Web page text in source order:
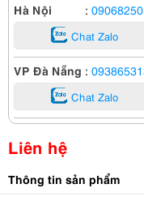
Hà Nội :
Chat Zalo
VP Đà Nẵng :
Chat Zalo
Liên hệ
Thông tin sản phẩm